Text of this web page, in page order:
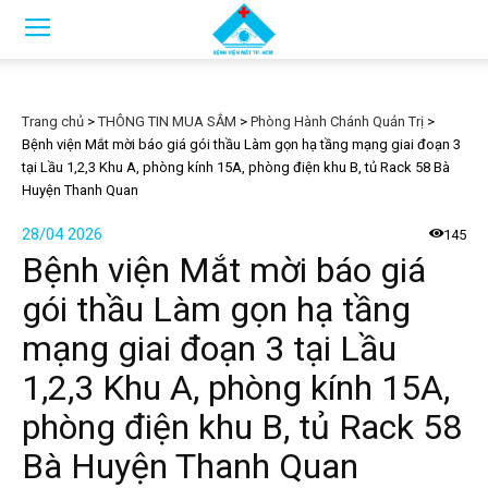
Trang chủ >THÔNG TIN MUA SẮM > Phòng Hành Chánh Quản Trị >
Bệnh viện Mắt mời báo giá gói thầu Làm gọn hạ tầng mạng giai đoạn 3
tại Lầu 1,2,3 Khu A, phòng kính 15A, phòng điện khu B, tủ Rack 58 Bà
Huyện Thanh Quan
28/04 2026 145
Bệnh viện Mắt mời báo giá
gói thầu Làm gọn hạ tầng
mạng giai đoạn 3 tại Lầu
1,2,3 Khu A, phòng kính 15A,
phòng điện khu B, tủ Rack 58
Bà Huyện Thanh Quan